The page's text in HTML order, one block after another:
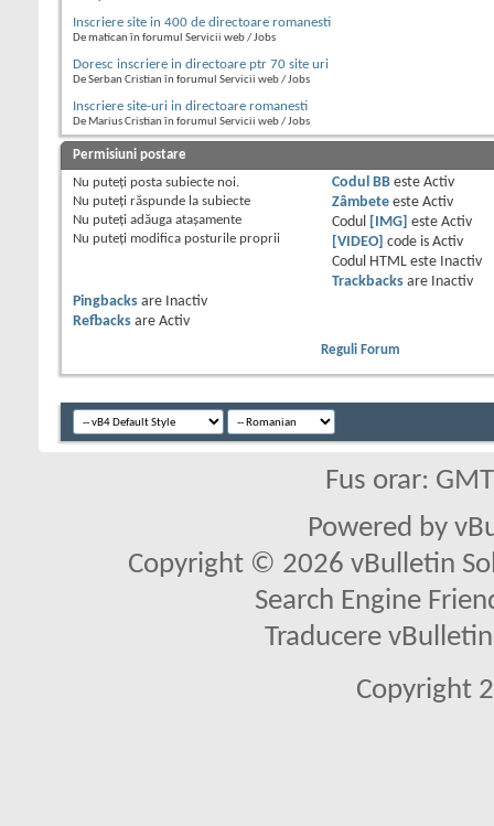
Inscriere site in 400 de directoare romanesti
De matican în forumul Servicii web / Jobs
Doresc inscriere in directoare ptr 70 site uri
De Serban Cristian în forumul Servicii web / Jobs
Inscriere site-uri in directoare romanesti
De Marius Cristian în forumul Servicii web / Jobs
Permisiuni postare
Nu puteţi posta subiecte noi.
Nu puteţi răspunde la subiecte
Nu puteţi adăuga ataşamente
Nu puteţi modifica posturile proprii
Codul BBeste Activ
Zâmbeteeste Activ
Codul
[IMG] este Activ
[VIDEO]
code is Activ
Codul HTML este
Inactiv
Trackbacksare
Inactiv
Pingbacks are
Inactiv
Refbacks are Activ
Reguli Forum
Fus orar:
Powered by
Copyright © 2026 vBulletin
Search Engine
Traducere
Copyright